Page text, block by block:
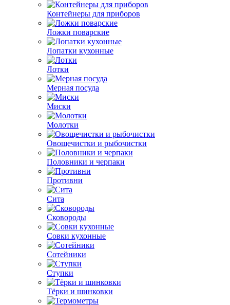
Контейнеры для приборов
Ложки поварские
Лопатки кухонные
Лотки
Мерная посуда
Миски
Молотки
Овощечистки и рыбочистки
Половники и черпаки
Противни
Сита
Сковороды
Совки кухонные
Сотейники
Ступки
Тёрки и шинковки